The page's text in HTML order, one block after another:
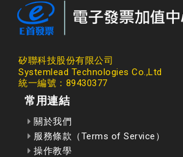
矽聯科技股份有限公司
Systemlead Technologies Co.,Ltd
統一編號：89430377
常用連結
關於我們
服務條款（Terms of Service）
操作教學